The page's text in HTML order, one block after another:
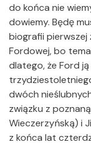
do końca nie
dowiemy. Będę
biografii pierwszej
Fordowej, bo
dlatego, że Ford
dwóch
związku z
Wieczerzyńską) i
z końca lat